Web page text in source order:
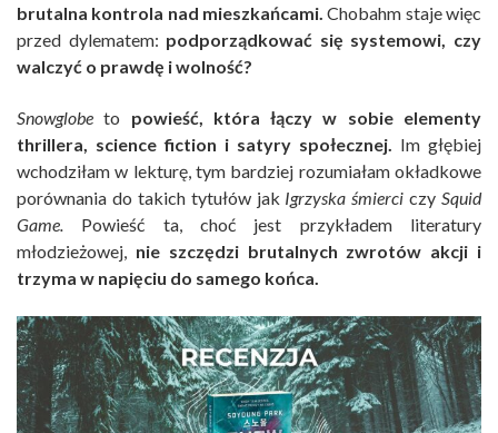
brutalna kontrola nad mieszkańcami. Chobahm staje więc
przed dylematem: podporządkować się systemowi, czy
walczyć o prawdę i wolność?
Snowglobeto powieść, która łączy w sobie elementy
thrillera, science fiction i satyry społecznej.
Im głębiej
wchodziłam w lekturę, tym bardziej rozumiałam okładkowe
porównania do takich tytułów jak Igrzyska śmierci czy Squid
Game. Powieść ta, choć jest przykładem literatury
młodzieżowej, nie szczędzi brutalnych zwrotów akcji i
trzyma w napięciu do samego końca.